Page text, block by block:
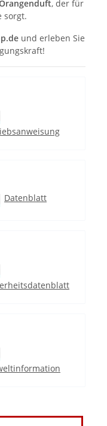
, der für
sorgt.
und erleben Sie
Datenblatt